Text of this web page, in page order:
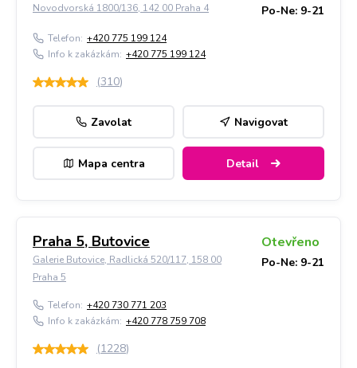
Novodvorská 1800/136, 142 00 Praha 4 Po-Ne: 9-21
Telefon: +420 775 199 124
Info k zakázkám: +420 775 199 124
(310)
Zavolat Navigovat
Mapa centra Detail
Praha 5, Butovice
Galerie Butovice, Radlická 520/117, 158 00
Praha 5
Otevřeno
Po-Ne: 9-21
Telefon: +420 730 771 203
Info k zakázkám: +420 778 759 708
(1228)